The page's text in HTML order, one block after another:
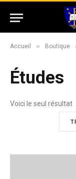
Accueil » Boutique
Études
Voici le seul résultat